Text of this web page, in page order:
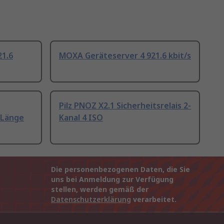
MOXA Geräteserver 4 921.6 kbit/s
Pilz PNOZ X2.1 Sicherheitsrelais 2-
Kanal 4 ISO
Die personenbezogenen Daten, die Sie
uns bei Anmeldung zur Verfügung
stellen, werden gemäß der
Datenschutzerklärung verarbeitet.